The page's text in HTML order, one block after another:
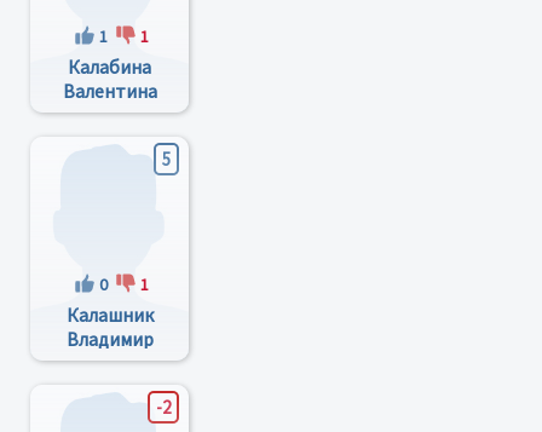
1 1
Калабина
Валентина
Николаевна
5
0 1
Калашник
Владимир
Семенович
-2